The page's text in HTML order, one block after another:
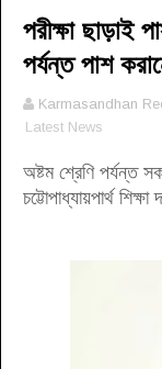
পরীক্ষা ছাড়াই
পর্যন্ত পাশ
Karmasandhan
Latest News
অষ্টম শ্রেণি পর্যন্ত
চট্টোপাধ্যায়পার্থ